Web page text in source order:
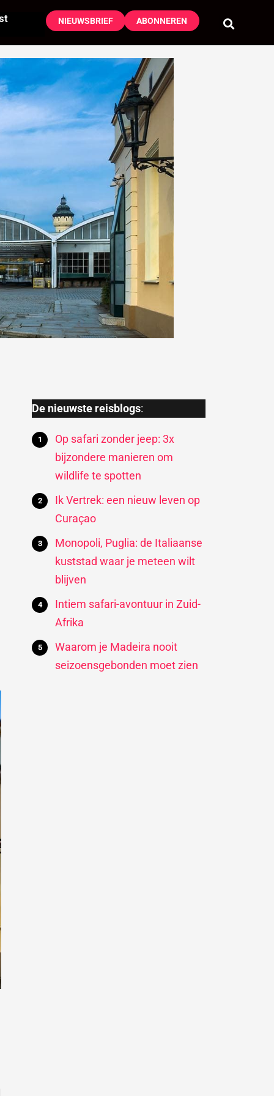
ABONNEREN
NIEUWSBRIEF
De nieuwste reisblogs:
Op safari zonder jeep: 3x
bijzondere manieren om
wildlife te spotten
Ik Vertrek: een nieuw leven op
Curaçao
Monopoli, Puglia: de Italiaanse
kuststad waar je meteen wilt
blijven
Intiem safari-avontuur in Zuid-
Afrika
Waarom je Madeira nooit
seizoensgebonden moet zien